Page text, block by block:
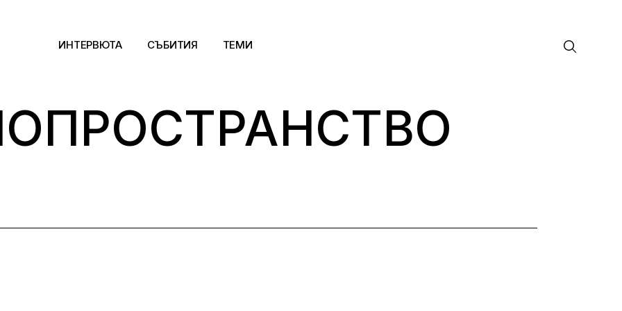
ИНТЕРВЮТА СЪБИТИЯ ТЕМИ
Архитектура
Арт
Сцена